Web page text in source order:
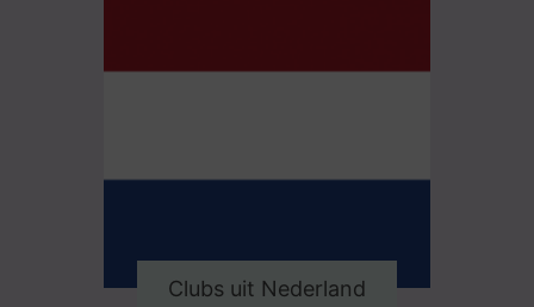
Clubs uit Nederland